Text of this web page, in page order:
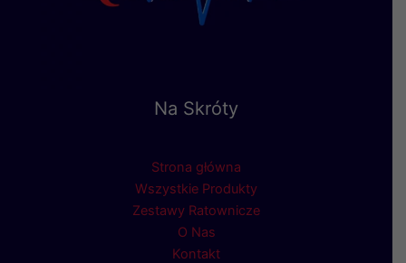
Na Skróty
Strona główna
Wszystkie Produkty
Zestawy Ratownicze
O Nas
Kontakt